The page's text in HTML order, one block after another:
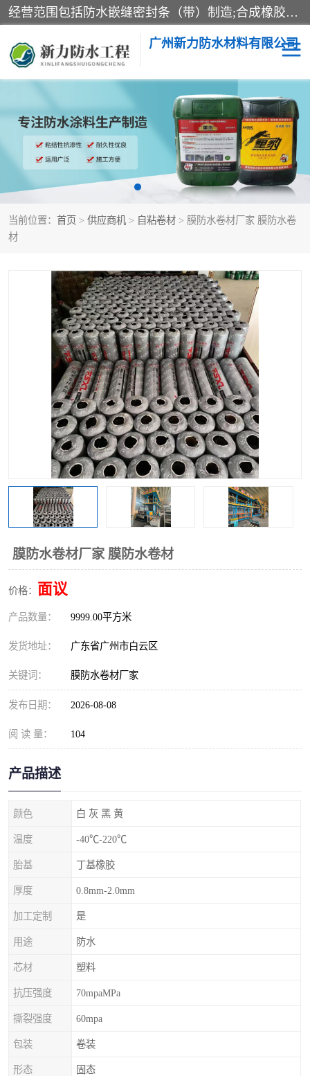
经营范围包括防水嵌缝密封条（带）制造;合成橡胶制造（监控化学品、危险化学品除外）;沥青混合物制造;防水胶粘带制造;其他合成材料制造（监控化学品、危险化学品除外）;涂料制造（监控化学品、危险化学品除外）;建筑结构防水补漏;防水建筑材料制造;粘合剂制造（监控化学品、危险化学品除外）;涂料零售;广州新力防水材料有限公司具有1处分支机构。
广州新力防水材料有限公司
当前位置： 首页 > 供应商机 > 自粘卷材 > 膜防水卷材厂家 膜防水卷
材
膜防水卷材厂家 膜防水卷材
价格： 面议
产品数量： 9999.00平方米
发货地址： 广东省广州市白云区
关键词： 膜防水卷材厂家
发布日期： 2026-08-08
阅 读 量： 104
产品描述
颜色 白 灰 黑 黄
温度 -40℃-220℃
胎基 丁基橡胶
厚度 0.8mm-2.0mm
加工定制 是
用途 防水
芯材 塑料
抗压强度 70mpaMPa
撕裂强度 60mpa
包装 卷装
形态 固态
黑豹防水胶 建筑108胶水
乳化沥青防水涂料 自粘卷材
非固化橡胶防水涂料